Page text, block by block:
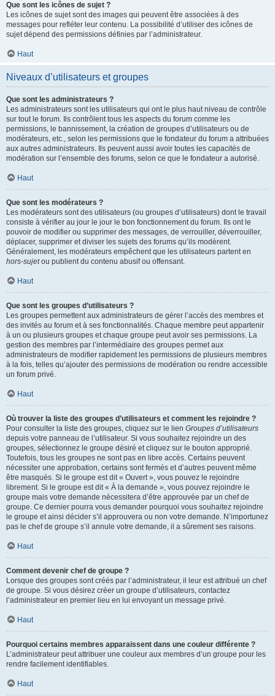
Que sont les icônes de sujet ?
Les icônes de sujet sont des images qui peuvent être associées à des
messages pour refléter leur contenu. La possibilité d’utiliser des icônes de
sujet dépend des permissions définies par l’administrateur.
Haut
Niveaux d’utilisateurs et groupes
Que sont les administrateurs ?
Les administrateurs sont les utilisateurs qui ont le plus haut niveau de contrôle
sur tout le forum. Ils contrôlent tous les aspects du forum comme les
permissions, le bannissement, la création de groupes d’utilisateurs ou de
modérateurs, etc., selon les permissions que le fondateur du forum a attribuées
aux autres administrateurs. Ils peuvent aussi avoir toutes les capacités de
modération sur l’ensemble des forums, selon ce que le fondateur a autorisé.
Haut
Que sont les modérateurs ?
Les modérateurs sont des utilisateurs (ou groupes d’utilisateurs) dont le travail
consiste à vérifier au jour le jour le bon fonctionnement du forum. Ils ont le
pouvoir de modifier ou supprimer des messages, de verrouiller, déverrouiller,
déplacer, supprimer et diviser les sujets des forums qu’ils modèrent.
Généralement, les modérateurs empêchent que les utilisateurs partent en
hors-sujetou publient du contenu abusif ou offensant.
Haut
Que sont les groupes d’utilisateurs ?
Les groupes permettent aux administrateurs de gérer l’accès des membres et
des invités au forum et à ses fonctionnalités. Chaque membre peut appartenir
à un ou plusieurs groupes et chaque groupe peut avoir ses permissions. La
gestion des membres par l’intermédiaire des groupes permet aux
administrateurs de modifier rapidement les permissions de plusieurs membres
à la fois, telles qu’ajouter des permissions de modération ou rendre accessible
un forum privé.
Haut
Où trouver la liste des groupes d’utilisateurs et comment les rejoindre ?
Pour consulter la liste des groupes, cliquez sur le lien Groupes d’utilisateurs
depuis votre panneau de l’utilisateur. Si vous souhaitez rejoindre un des
groupes, sélectionnez le groupe désiré et cliquez sur le bouton approprié.
Toutefois, tous les groupes ne sont pas en libre accès. Certains peuvent
nécessiter une approbation, certains sont fermés et d’autres peuvent même
être masqués. Si le groupe est dit « Ouvert », vous pouvez le rejoindre
librement. Si le groupe est dit « À la demande », vous pouvez rejoindre le
groupe mais votre demande nécessitera d’être approuvée par un chef de
groupe. Ce dernier pourra vous demander pourquoi vous souhaitez rejoindre
le groupe et ainsi décider s’il approuvera ou non votre demande. N’importunez
pas le chef de groupe s’il annule votre demande, il a sûrement ses raisons.
Haut
Comment devenir chef de groupe ?
Lorsque des groupes sont créés par l’administrateur, il leur est attribué un chef
de groupe. Si vous désirez créer un groupe d’utilisateurs, contactez
l’administrateur en premier lieu en lui envoyant un message privé.
Haut
Pourquoi certains membres apparaissent dans une couleur différente ?
L’administrateur peut attribuer une couleur aux membres d’un groupe pour les
rendre facilement identifiables.
Haut